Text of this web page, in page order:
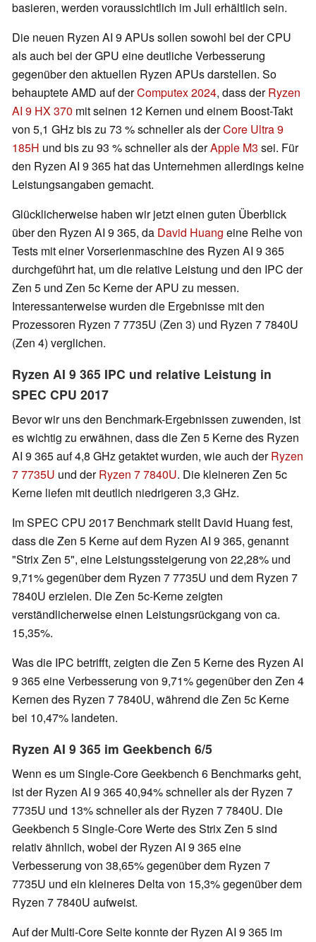
basieren, werden voraussichtlich im Juli erhältlich sein.
Die neuen Ryzen AI 9 APUs sollen sowohl bei der CPU
als auch bei der GPU eine deutliche Verbesserung
gegenüber den aktuellen Ryzen APUs darstellen. So
behauptete AMD auf derComputex 2024, dass derRyzen
AI 9 HX 370 mit seinen 12 Kernen und einem Boost-Takt
von 5,1 GHz bis zu 73 % schneller als derCore Ultra 9
185H und bis zu 93 % schneller als derApple M3 sei. Für
den Ryzen AI 9 365 hat das Unternehmen allerdings keine
Leistungsangaben gemacht.
Glücklicherweise haben wir jetzt einen guten Überblick
über den Ryzen AI 9 365, da David Huang eine Reihe von
Tests mit einer Vorserienmaschine des Ryzen AI 9 365
durchgeführt hat, um die relative Leistung und den IPC der
Zen 5 und Zen 5c Kerne der APU zu messen.
Interessanterweise wurden die Ergebnisse mit den
Prozessoren Ryzen 7 7735U (Zen 3) und Ryzen 7 7840U
(Zen 4) verglichen.
Ryzen AI 9 365 IPC und relative Leistung in
SPEC CPU 2017
Bevor wir uns den Benchmark-Ergebnissen zuwenden, ist
es wichtig zu erwähnen, dass die Zen 5 Kerne des Ryzen
AI 9 365 auf 4,8 GHz getaktet wurden, wie auch derRyzen
7 7735U und derRyzen 7 7840U. Die kleineren Zen 5c
Kerne liefen mit deutlich niedrigeren 3,3 GHz.
Im SPEC CPU 2017 Benchmark stellt David Huang fest,
dass die Zen 5 Kerne auf dem Ryzen AI 9 365, genannt
"Strix Zen 5", eine Leistungssteigerung von 22,28% und
9,71% gegenüber dem Ryzen 7 7735U und dem Ryzen 7
7840U erzielen. Die Zen 5c-Kerne zeigten
verständlicherweise einen Leistungsrückgang von ca.
15,35%.
Was die IPC betrifft, zeigten die Zen 5 Kerne des Ryzen AI
9 365 eine Verbesserung von 9,71% gegenüber den Zen 4
Kernen des Ryzen 7 7840U, während die Zen 5c Kerne
bei 10,47% landeten.
Ryzen AI 9 365 im Geekbench 6/5
Wenn es um Single-Core Geekbench 6 Benchmarks geht,
ist der Ryzen AI 9 365 40,94% schneller als der Ryzen 7
7735U und 13% schneller als der Ryzen 7 7840U. Die
Geekbench 5 Single-Core Werte des Strix Zen 5 sind
relativ ähnlich, wobei der Ryzen AI 9 365 eine
Verbesserung von 38,65% gegenüber dem Ryzen 7
7735U und ein kleineres Delta von 15,3% gegenüber dem
Ryzen 7 7840U aufweist.
Auf der Multi-Core Seite konnte der Ryzen AI 9 365 im